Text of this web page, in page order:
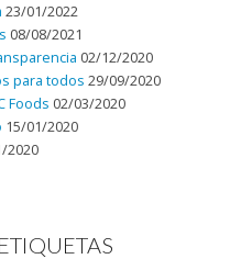
23/01/2022
08/08/2021
02/12/2020
para todos 29/09/2020
Foods 02/03/2020
15/01/2020
2020